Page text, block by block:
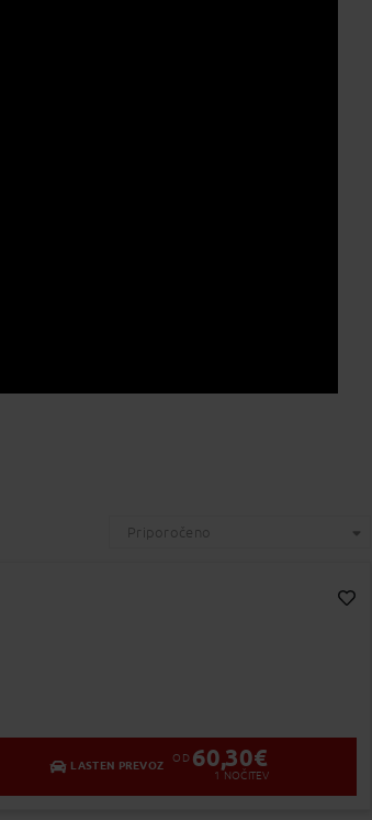
Priporočeno
LASTEN PREVOZ
OD 60,30€
1 NOČITEV